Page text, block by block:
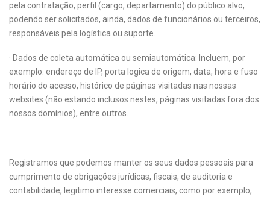
pela contratação, perfil (cargo, departamento) do público alvo,
podendo ser solicitados, ainda, dados de funcionários ou terceiros,
responsáveis pela logística ou suporte.
· Dados de coleta automática ou semiautomática: Incluem, por
exemplo: endereço de IP, porta logica de origem, data, hora e fuso
horário do acesso, histórico de páginas visitadas nas nossas
websites (não estando inclusos nestes, páginas visitadas fora dos
nossos domínios), entre outros.
Registramos que podemos manter os seus dados pessoais para
cumprimento de obrigações jurídicas, fiscais, de auditoria e
contabilidade, legitimo interesse comerciais, como por exemplo,